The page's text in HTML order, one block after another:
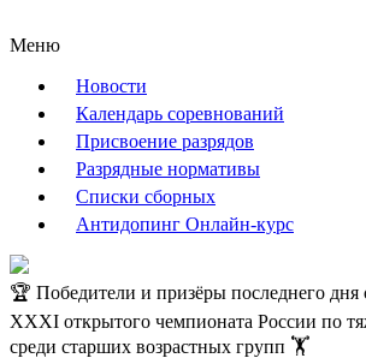
Меню
Новости
Календарь соревнований
Присвоение разрядов
Разрядные нормативы
Списки сборных
Антидопинг Онлайн-курс
🏆 Победители и призёры последнего дня
ХХХI открытого чемпионата России по
среди старших возрастных групп 🏋️